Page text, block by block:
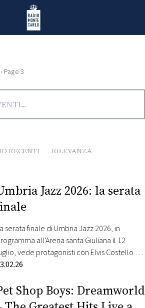
Radio Monte Carlo
› Page 3
RECENTI RILEVANZA
Jazz 2026: la serata
serata finale di Umbria Jazz 2026, in
all’Arena santa Giuliana il 12
vede protagonisti con Elvis Costello &
Imposters with Charlie Sexton nella loro
di Umbria Jazz Judith Owen è
opening act. Il londinese Elvis Costello,
Shop Boys: Dreamworld